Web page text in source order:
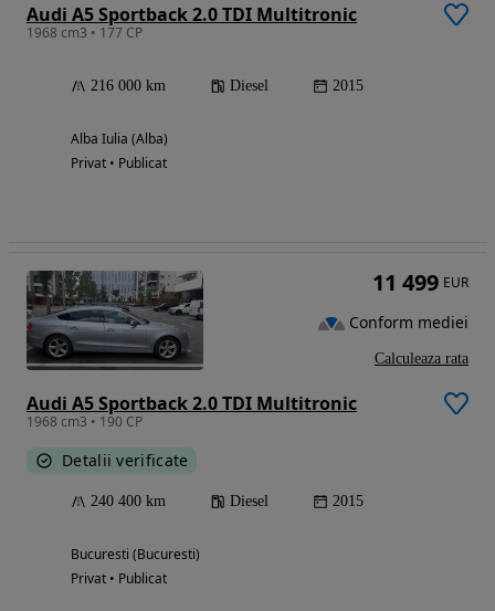
Audi A5 Sportback 2.0 TDI Multitronic
1968 cm3 • 177 CP
216 000 km Diesel 2015
Alba Iulia (Alba)
Privat • Publicat
Audi A5 Sportback 2.0 TDI Multitronic
1968 cm3 • 190 CP
Detalii verificate
240 400 km Diesel 2015
Bucuresti (Bucuresti)
Privat • Publicat
11 499 EUR
Conform mediei
Calculeaza rata